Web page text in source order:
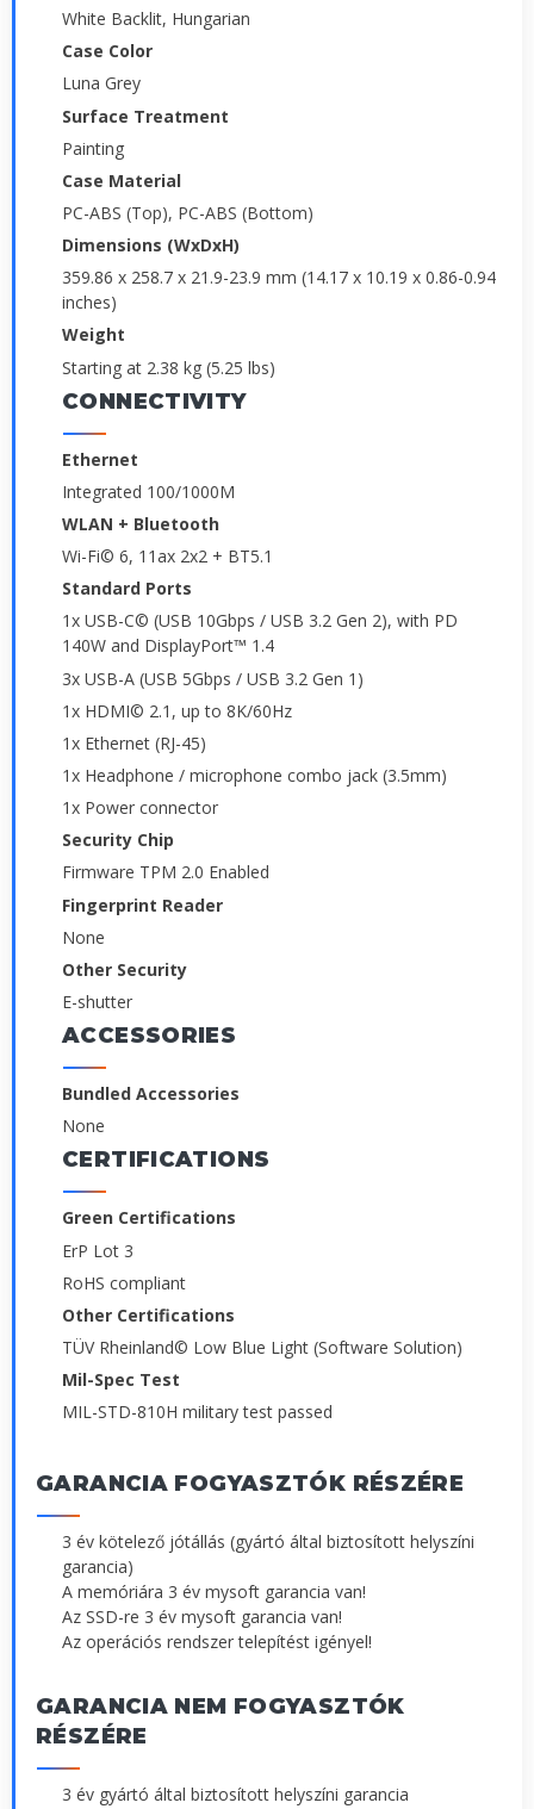
White Backlit, Hungarian
Case Color
Luna Grey
Surface Treatment
Painting
Case Material
PC-ABS (Top), PC-ABS (Bottom)
Dimensions (WxDxH)
359.86 x 258.7 x 21.9-23.9 mm (14.17 x 10.19 x 0.86-0.94
inches)
Weight
Starting at 2.38 kg (5.25 lbs)
CONNECTIVITY
Ethernet
Integrated 100/1000M
WLAN + Bluetooth
Wi-Fi© 6, 11ax 2x2 + BT5.1
Standard Ports
1x USB-C© (USB 10Gbps / USB 3.2 Gen 2), with PD
140W and DisplayPort™ 1.4
3x USB-A (USB 5Gbps / USB 3.2 Gen 1)
1x HDMI© 2.1, up to 8K/60Hz
1x Ethernet (RJ-45)
1x Headphone / microphone combo jack (3.5mm)
1x Power connector
Security Chip
Firmware TPM 2.0 Enabled
Fingerprint Reader
None
Other Security
E-shutter
ACCESSORIES
Bundled Accessories
None
CERTIFICATIONS
Green Certifications
ErP Lot 3
RoHS compliant
Other Certifications
TÜV Rheinland© Low Blue Light (Software Solution)
Mil-Spec Test
MIL-STD-810H military test passed
GARANCIA FOGYASZTÓK RÉSZÉRE
3 év kötelező jótállás (gyártó által biztosított helyszíni
garancia)
A memóriára 3 év mysoft garancia van!
Az SSD-re 3 év mysoft garancia van!
Az operációs rendszer telepítést igényel!
GARANCIA NEM FOGYASZTÓK
RÉSZÉRE
3 év gyártó által biztosított helyszíni garancia